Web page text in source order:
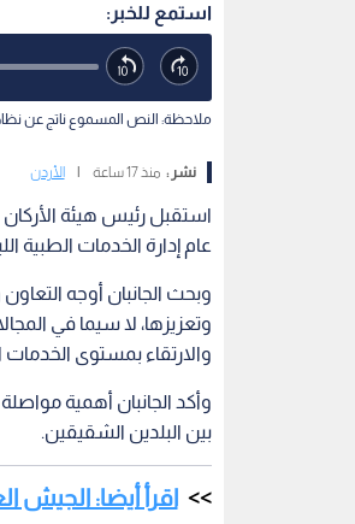
استمع للخبر:
ملاحظة: النص المسموع ناتج عن
نشر : منذ 17 ساعة | الأردن
استقبل رئيس هيئة الأركان
عام إدارة الخدمات الطبية
وبحث الجانبان أوجه
وتعزيزها، لا سيما في
والارتقاء بمستوى
وأكد الجانبان أهمية
بين البلدين الشقيقين.
اقرأ أيضا: الجيش